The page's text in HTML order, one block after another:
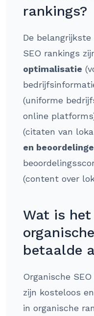
rankings?
De
SEO rankings
optimalisatie
(uniforme
online
(citaten van
en
(content over
Wat is
betaalde
Organische
zijn kosteloos
in organische